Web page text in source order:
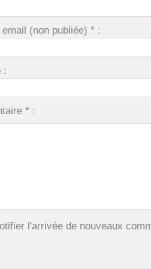
(non publiée) * :
:
* :
l'arrivée de nouveaux